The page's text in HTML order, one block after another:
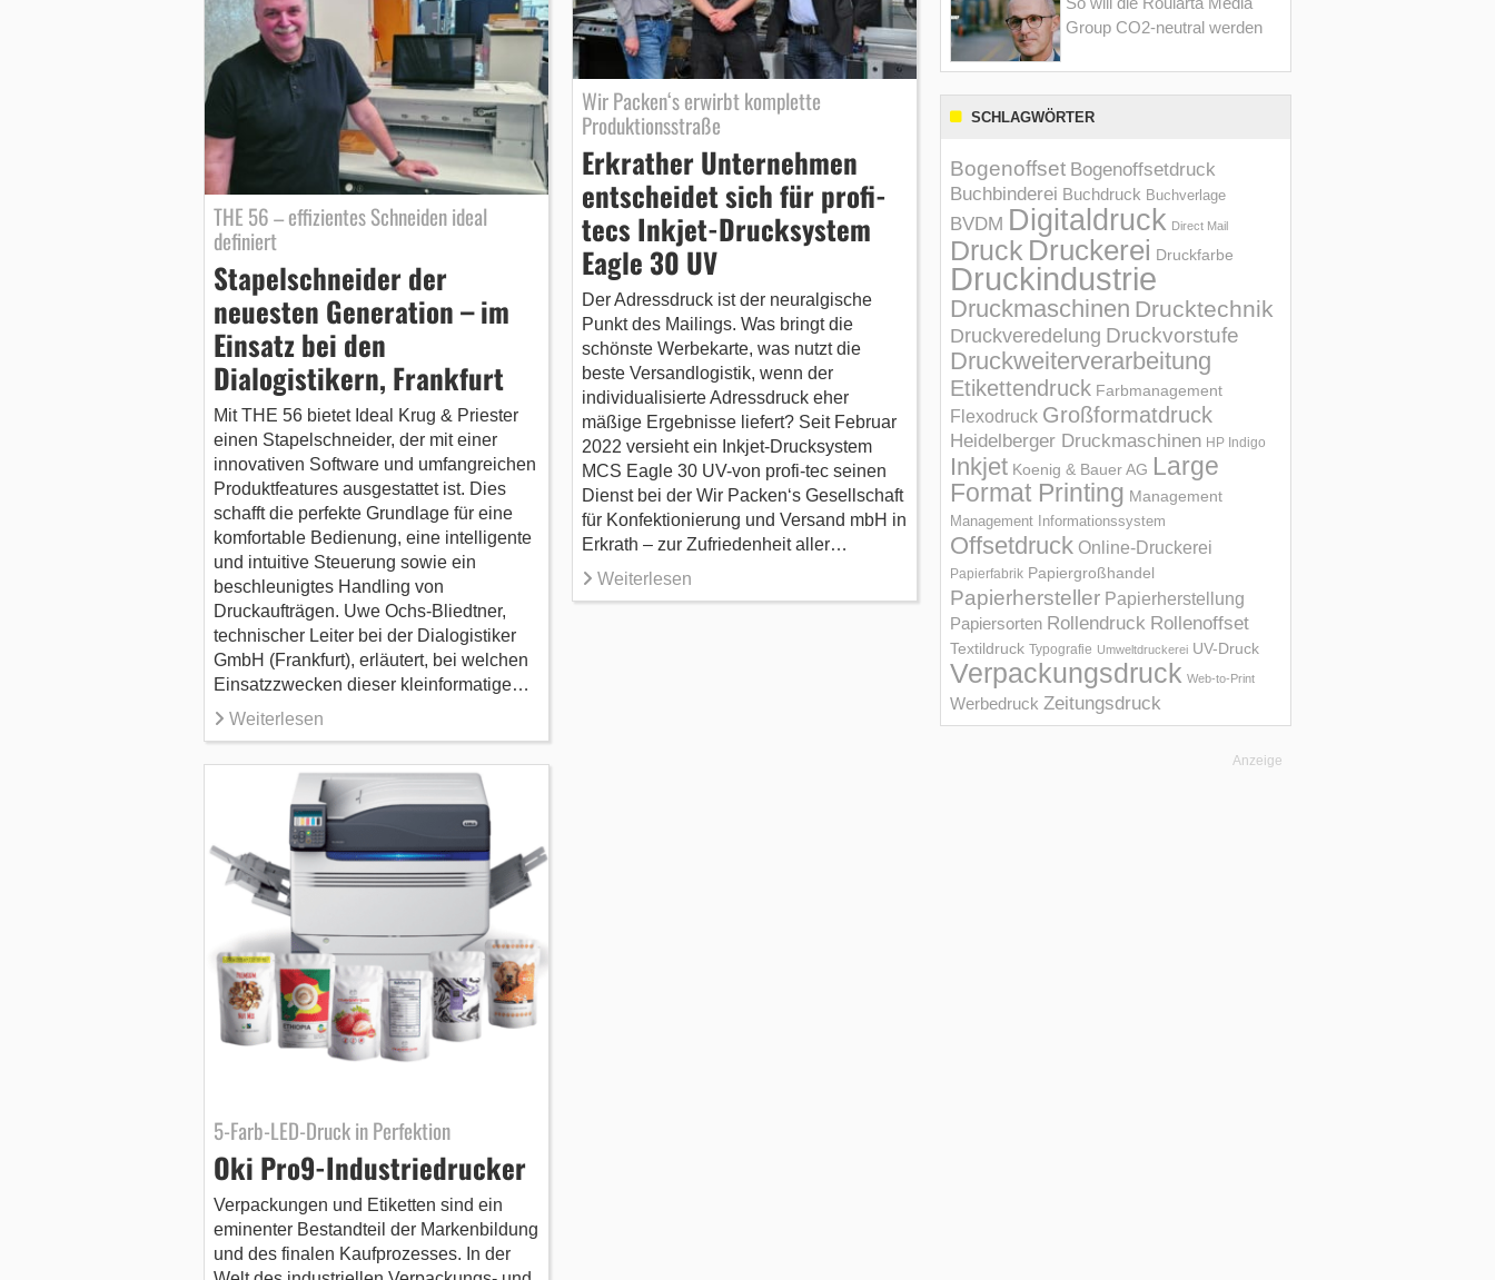
THE 56 – effizientes Schneiden ideal
definiert
Stapelschneider der
neuesten Generation – im
Einsatz bei den
Dialogistikern, Frankfurt
Mit THE 56 bietet Ideal Krug & Priester
einen Stapelschneider, der mit einer
innovativen Software und umfangreichen
Produktfeatures ausgestattet ist. Dies
schafft die perfekte Grundlage für eine
komfortable Bedienung, eine intelligente
und intuitive Steuerung sowie ein
beschleunigtes Handling von
Druckaufträgen. Uwe Ochs-Bliedtner,
technischer Leiter bei der Dialogistiker
GmbH (Frankfurt), erläutert, bei welchen
Einsatzzwecken dieser kleinformatige…
Weiterlesen
5-Farb-LED-Druck in Perfektion
Oki Pro9-Industriedrucker
Verpackungen und Etiketten sind ein
eminenter Bestandteil der Markenbildung
und des finalen Kaufprozesses. In der
Wir Packen‘s erwirbt komplette
Produktionsstraße
Erkrather Unternehmen
entscheidet sich für profi-
tecs Inkjet-Drucksystem
Eagle 30 UV
Der Adressdruck ist der neuralgische
Punkt des Mailings. Was bringt die
schönste Werbekarte, was nutzt die
beste Versandlogistik, wenn der
individualisierte Adressdruck eher
mäßige Ergebnisse liefert? Seit Februar
2022 versieht ein Inkjet-Drucksystem
MCS Eagle 30 UV-von profi-tec seinen
Dienst bei der Wir Packen‘s Gesellschaft
für Konfektionierung und Versand mbH in
Erkrath – zur Zufriedenheit aller…
Weiterlesen
Group CO2-neutral werden
SCHLAGWÖRTER
Bogenoffset Bogenoffsetdruck
Buchbinderei Buchdruck Buchverlage
BVDM Digitaldruck Direct Mail
Druck Druckerei Druckfarbe
Druckindustrie
Druckmaschinen Drucktechnik
Druckveredelung Druckvorstufe
Druckweiterverarbeitung
Etikettendruck Farbmanagement
Flexodruck Großformatdruck
Heidelberger Druckmaschinen HP Indigo
Inkjet Koenig & Bauer AG Large
Format Printing Management
Management Informations­system
Offsetdruck Online-Druckerei
Papierfabrik Papiergroßhandel
Papierhersteller Papierherstellung
Papiersorten Rollendruck Rollenoffset
Textildruck Typografie Umweltdruckerei UV-Druck
Verpackungsdruck Web-to-Print
Werbedruck Zeitungsdruck
Anzeige